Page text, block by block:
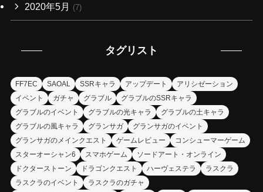
2020年5月 (7)
タグリスト
FF7EC SAOAL SSRキャラ アップデート
アリシゼーション
イベント
ガチャ グラブル
グラブルのSSRキャラ
グラブルのイベント
グラブルの光キャラ
グラブルの土キャラ
グラブルの風キャラ
グランサガ
グランサガのイベント
グランサガのメインクエスト
ゲームレビュー
コンシューマーゲーム
スターオーシャン6
スマホゲーム
ソードアート・オンライン
ドクターストーン
ドラゴンクエスト ハーヴェステラ
ラスクラ
ラスクラのイベント
ラスクラのガチャ